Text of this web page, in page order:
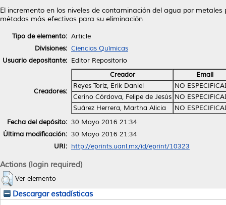
El incremento en los niveles de contaminación del agua por
métodos más efectivos para su eliminación
Tipo de elemento: Article
Divisiones: Ciencias Químicas
Usuario depositante: Editor Repositorio
Creadores:
Creador
Email
Reyes Toriz, Erik Daniel
NO
Cerino Córdova, Felipe de Jesús NO
Suárez Herrera, Martha Alicia
NO
Fecha del depósito: 30 Mayo 2016 21:34
Última modificación: 30 Mayo 2016 21:34
URI: http://eprints.uanl.mx/id/eprint/10323
Actions (login required)
Ver elemento
Descargar estadísticas